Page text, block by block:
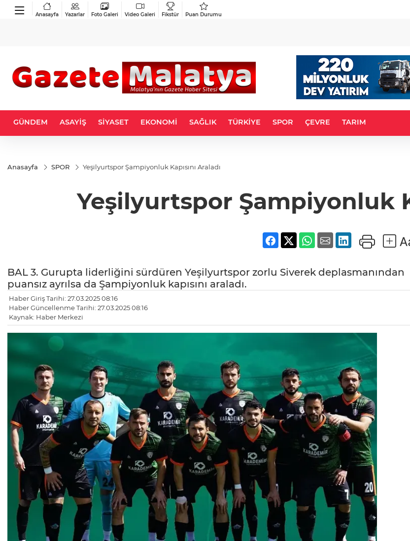
Anasayfa Yazarlar Foto Galeri Video Galeri Fikstür Puan Durumu
GÜNDEM ASAYİŞ SİYASET EKONOMİ SAĞLIK TÜRKİYE SPOR ÇEVRE TARIM
Anasayfa SPOR Yeşilyurtspor Şampiyonluk Kapısını Araladı
Yeşilyurtspor Şampiyonluk
BAL 3. Gurupta liderliğini sürdüren Yeşilyurtspor zorlu Siverek deplasmanından
puansız ayrılsa da Şampiyonluk kapısını araladı.
Haber Giriş Tarihi: 27.03.2025 08:16
Haber Güncellenme Tarihi: 27.03.2025 08:16
Kaynak: Haber Merkezi